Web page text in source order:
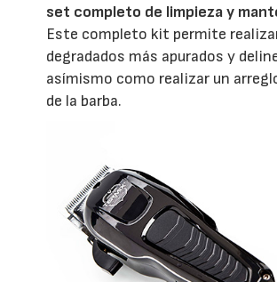
set completo de limpieza y
Este completo kit permite
degradados más apurados y
asímismo como realizar un
de la barba.